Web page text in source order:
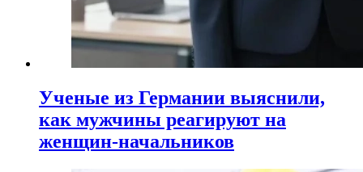
Ученые из Германии выяснили,
как мужчины реагируют на
женщин-начальников